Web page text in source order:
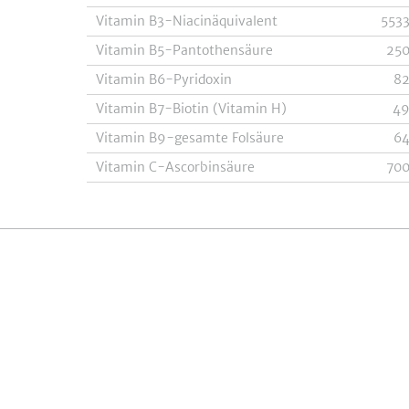
Vitamin B3-Niacinäquivalent
5533
Vitamin B5-Pantothensäure
250
Vitamin B6-Pyridoxin
82
Vitamin B7-Biotin (Vitamin H)
49
Vitamin B9-gesamte Folsäure
64
Vitamin C-Ascorbinsäure
700